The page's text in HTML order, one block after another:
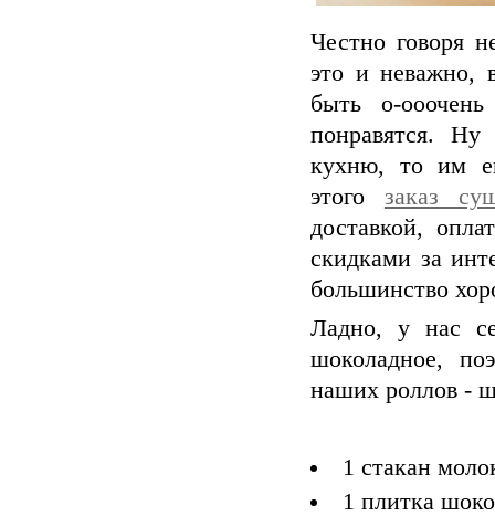
Честно говоря
это и неважно,
быть о-
понравятся.
кухню, то им
этого заказ
доставкой,
скидками за
большинство
Ладно, у нас
шоколадное,
наших роллов -
1 стакан
1 плитка